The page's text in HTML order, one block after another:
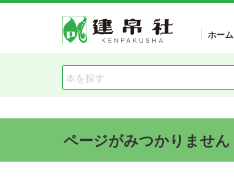
ホーム
ページがみつかりません